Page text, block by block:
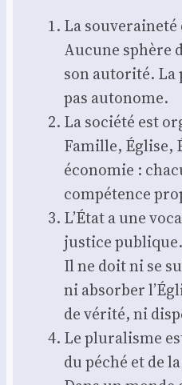
La sou­ve­rai­ne­té
Aucune sphère
son auto­ri­té. La
pas auto­nome.
La socié­té est
Famille, Église,
éco­no­mie :
com­pé­tence
L’État a une
jus­tice publique.
Il ne doit ni se
ni absor­ber
de véri­té, ni
Le plu­ra­lisme
du péché et de